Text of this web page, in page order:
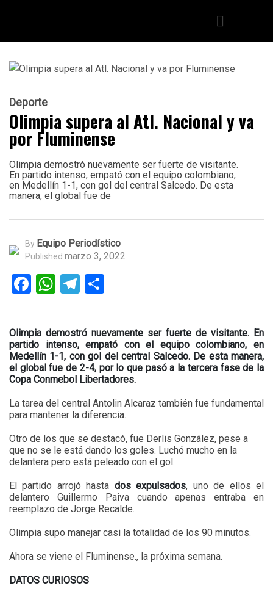
Deporte
Olimpia supera al Atl. Nacional y va
por Fluminense
Olimpia demostró nuevamente ser fuerte de visitante.
En partido intenso, empató con el equipo colombiano,
en Medellín 1-1, con gol del central Salcedo. De esta
manera, el global fue de
By Equipo Periodístico
Published marzo 3, 2022
Facebook
WhatsApp
Telegram
Olimpia demostró nuevamente ser fuerte de visitante. En
partido intenso, empató con el equipo colombiano, en
Medellín 1-1, con gol del central Salcedo. De esta manera,
el global fue de 2-4, por lo que pasó a la tercera fase de la
Copa Conmebol Libertadores.
La tarea del central Antolin Alcaraz también fue fundamental
para mantener la diferencia.
Otro de los que se destacó, fue Derlis González, pese a
que no se le está dando los goles. Luchó mucho en la
delantera pero está peleado con el gol.
El partido arrojó hasta dos expulsados, uno de ellos el
delantero Guillermo Paiva cuando apenas entraba en
reemplazo de Jorge Recalde.
Olimpia supo manejar casi la totalidad de los 90 minutos.
Ahora se viene el Fluminense., la próxima semana.
DATOS CURIOSOS